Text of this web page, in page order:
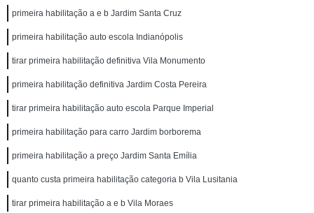
primeira habilitação a e b Jardim Santa Cruz
primeira habilitação auto escola Indianópolis
tirar primeira habilitação definitiva Vila Monumento
primeira habilitação definitiva Jardim Costa Pereira
tirar primeira habilitação auto escola Parque Imperial
primeira habilitação para carro Jardim borborema
primeira habilitação a preço Jardim Santa Emília
quanto custa primeira habilitação categoria b Vila Lusitania
tirar primeira habilitação a e b Vila Moraes